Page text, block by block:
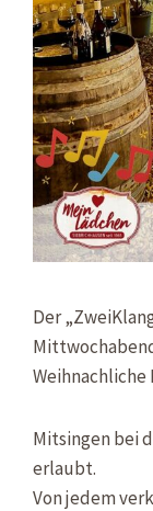
Der
Weihnachliche
Mitsingen bei
erlaubt.
Von jedem